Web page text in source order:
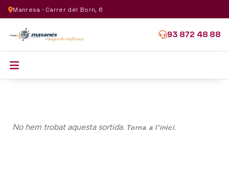
Manresa · Carrer del Born, 6
93 872 48 88
No hem trobat aquesta sortida. Torna a l'inici.